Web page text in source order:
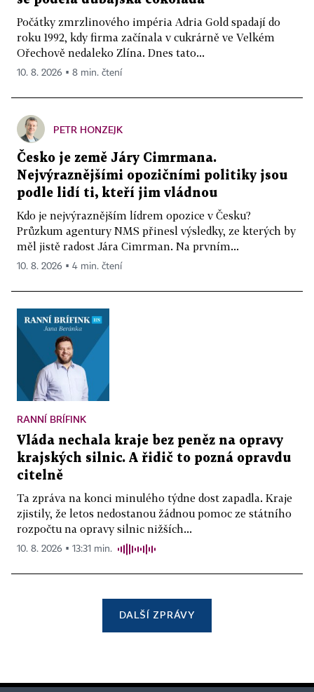
Počátky zmrzlinového impéria Adria Gold spadají do
roku 1992, kdy firma začínala v cukrárně ve Velkém
Ořechově nedaleko Zlína. Dnes tato...
10. 8. 2026 ▪ 8 min. čtení
PETR HONZEJK
Česko je země Járy Cimrmana.
Nejvýraznějšími opozičními politiky jsou
podle lidí ti, kteří jim vládnou
Kdo je nejvýraznějším lídrem opozice v Česku?
Průzkum agentury NMS přinesl výsledky, ze kterých by
měl jistě radost Jára Cimrman. Na prvním...
10. 8. 2026 ▪ 4 min. čtení
RANNÍ BRÍFINK
Vláda nechala kraje bez peněz na opravy
krajských silnic. A řidič to pozná opravdu
citelně
Ta zpráva na konci minulého týdne dost zapadla. Kraje
zjistily, že letos nedostanou žádnou pomoc ze státního
rozpočtu na opravy silnic nižších...
10. 8. 2026 ▪ 13:31 min.
DALŠÍ ZPRÁVY